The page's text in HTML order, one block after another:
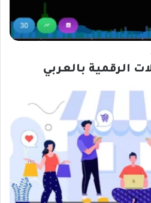
الرقمية بالعربي